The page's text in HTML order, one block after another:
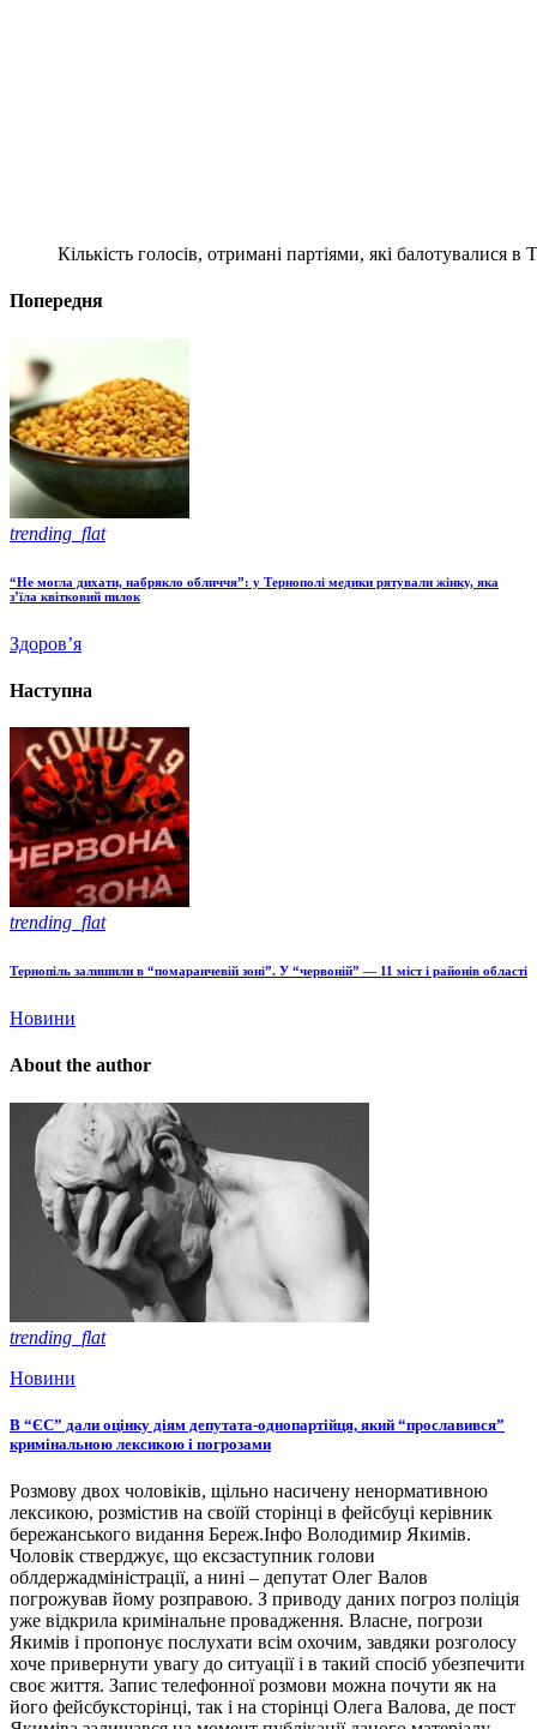
Кількість голосів, отримані партіями, які балотувалися в
Попередня
trending_flat
“Не могла дихати, набрякло обличчя”: у Тернополі медики рятували жінку, яка
з’їла квітковий пилок
Здоров’я
Наступна
trending_flat
Тернопіль залишили в “помаранчевій зоні”. У “червоній” — 11 міст і районів області
Новини
About the author
trending_flat
Новини
В “ЄС” дали оцінку діям депутата-однопартійця, який “прославився”
кримінальною лексикою і погрозами
Розмову двох чоловіків, щільно насичену ненормативною
лексикою, розмістив на своїй сторінці в фейсбуці керівник
бережанського видання Береж.Інфо Володимир Якимів.
Чоловік стверджує, що ексзаступник голови
облдержадміністрації, а нині – депутат Олег Валов
погрожував йому розправою. З приводу даних погроз поліція
уже відкрила кримінальне провадження. Власне, погрози
Якимів і пропонує послухати всім охочим, завдяки розголосу
хоче привернути увагу до ситуації і в такий спосіб убезпечити
своє життя. Запис телефонної розмови можна почути як на
його фейсбуксторінці, так і на сторінці Олега Валова, де пост